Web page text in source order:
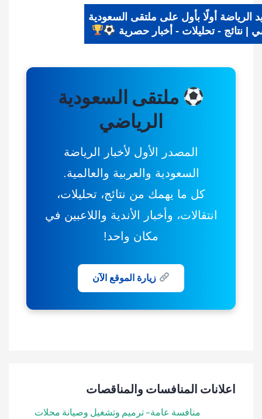
الرياضة أولًا بأول على ملتقى السعودية
| نتائج - تحليلات - أخبار حصرية
ملتقى السعودية
الرياضي
المصدر الأول لأخبار الرياضة
السعودية والعربية والعالمية.
كل ما يهمك من نتائج، تحليلات،
انتقالات، وأخبار الأندية واللاعبين في
مكان واحد!
زيارة الموقع الآن
اعلانات المنافسات والمناقصات
منافسة عامة- ترميم وتشغيل وصيانة محلات